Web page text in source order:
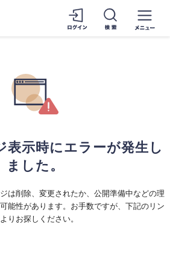
表示時にエラーが発生し
ました。
は削除、変更されたか、公開準備中などの理
能性があります。お手数ですが、下記のリン
りお探しください。